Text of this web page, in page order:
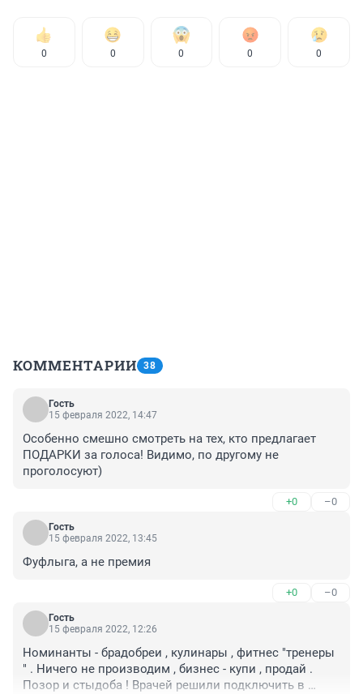
0 0 0 0 0
КОММЕНТАРИИ 38
Гость
15 февраля 2022, 14:47
Особенно смешно смотреть на тех, кто предлагает
ПОДАРКИ за голоса! Видимо, по другому не
проголосуют)
+0 –0
Гость
15 февраля 2022, 13:45
Фуфлыга, а не премия
+0 –0
Гость
15 февраля 2022, 12:26
Номинанты - брадобреи , кулинары , фитнес "тренеры
" . Ничего не производим , бизнес - купи , продай .
Позор и стыдоба ! Врачей решили подключить в